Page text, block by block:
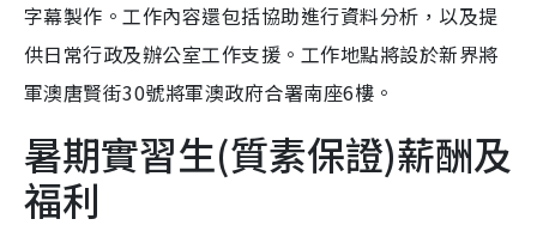
字幕製作。工作內容還包括協助進行資料分析，以及提
供日常行政及辦公室工作支援。工作地點將設於新界將
軍澳唐賢街30號將軍澳政府合署南座6樓。
暑期實習生(質素保證)薪酬及
福利